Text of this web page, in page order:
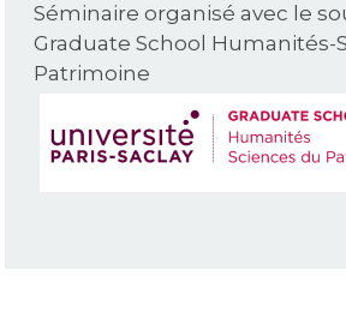
Séminaire organisé avec le
Graduate School Humanités-
Patrimoine